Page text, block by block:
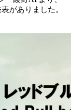
がありました。